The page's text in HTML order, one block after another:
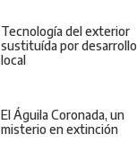
Tecnología del exterior
sustituída por desarrollo
local
El Águila Coronada, un
misterio en extinción